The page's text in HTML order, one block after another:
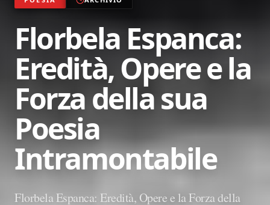
Florbela Espanca:
Eredità, Opere e la
Forza della sua
Poesia
Intramontabile
Florbela Espanca: Eredità, Opere e la Forza della